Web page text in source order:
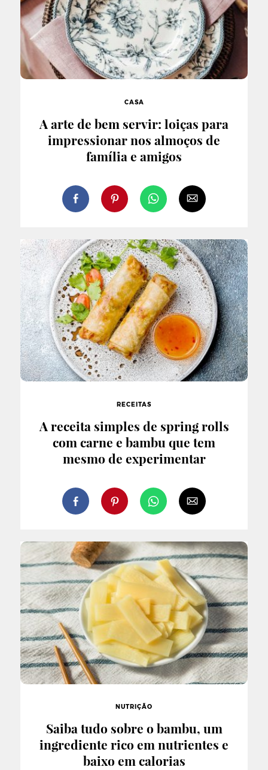
CASA
A arte de bem servir: loiças para
impressionar nos almoços de
família e amigos
RECEITAS
A receita simples de spring rolls
com carne e bambu que tem
mesmo de experimentar
NUTRIÇÃO
Saiba tudo sobre o bambu, um
ingrediente rico em nutrientes e
baixo em calorias